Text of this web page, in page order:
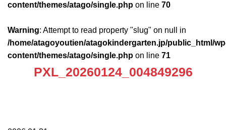
content/themes/atago/single.php on line 70
Warning: Attempt to read property "slug" on null in
/home/atagoyoutien/atagokindergarten.jp/public_html/
content/themes/atago/single.php on line 71
PXL_20260124_004849296